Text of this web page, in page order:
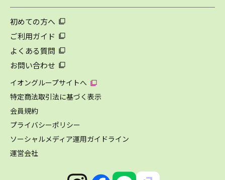
初めての方へ
ご利用ガイド
よくある質問
お問い合わせ
イオングループサイトへ
特定商法取引法に基づく表示
会員規約
プライバシーポリシー
ソーシャルメディア運用ガイドライン
運営会社